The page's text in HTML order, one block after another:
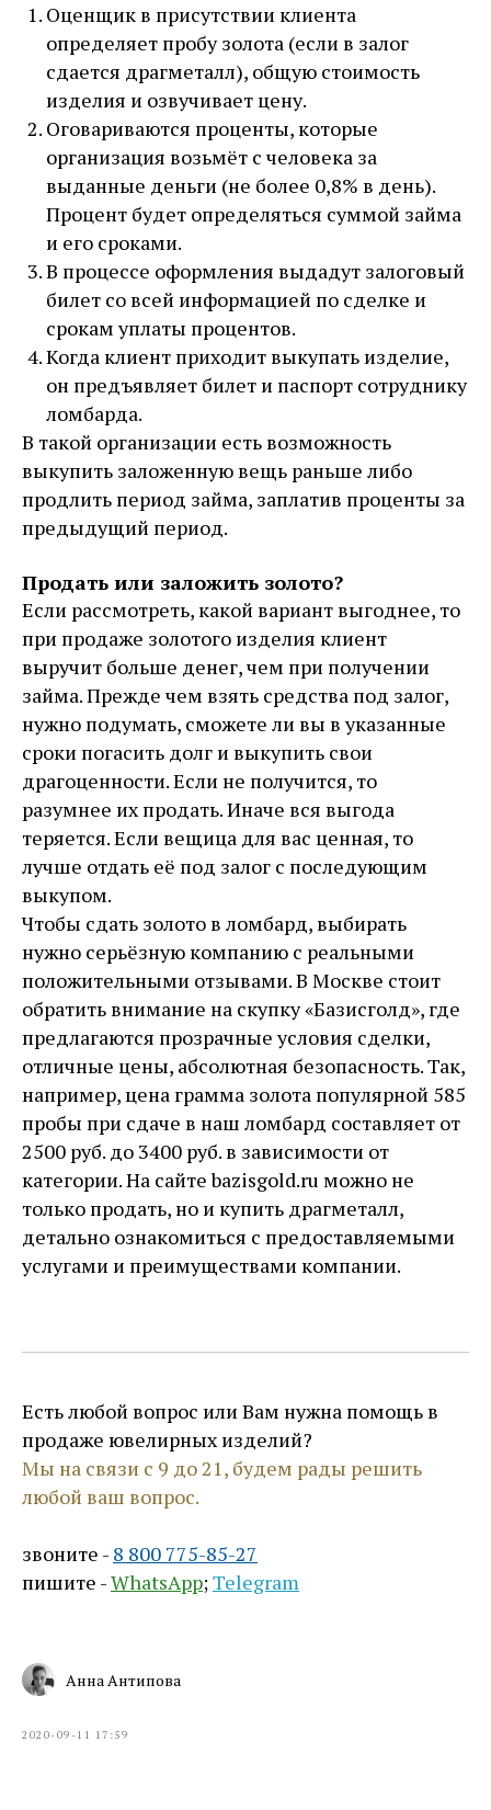
Оценщик в присутствии клиента
определяет пробу золота (если в залог
сдается драгметалл), общую стоимость
изделия и озвучивает цену.
Оговариваются проценты, которые
организация возьмёт с человека за
выданные деньги (не более 0,8% в день).
Процент будет определяться суммой займа
и его сроками.
В процессе оформления выдадут залоговый
билет со всей информацией по сделке и
срокам уплаты процентов.
Когда клиент приходит выкупать изделие,
он предъявляет билет и паспорт сотруднику
ломбарда.
В такой организации есть возможность
выкупить заложенную вещь раньше либо
продлить период займа, заплатив проценты за
предыдущий период.
Продать или заложить золото?
Если рассмотреть, какой вариант выгоднее, то
при продаже золотого изделия клиент
выручит больше денег, чем при получении
займа. Прежде чем взять средства под залог,
нужно подумать, сможете ли вы в указанные
сроки погасить долг и выкупить свои
драгоценности. Если не получится, то
разумнее их продать. Иначе вся выгода
теряется. Если вещица для вас ценная, то
лучше отдать её под залог с последующим
выкупом.
Чтобы сдать золото в ломбард, выбирать
нужно серьёзную компанию с реальными
положительными отзывами. В Москве стоит
обратить внимание на скупку «Базисголд», где
предлагаются прозрачные условия сделки,
отличные цены, абсолютная безопасность. Так,
например, цена грамма золота популярной 585
пробы при сдаче в наш ломбард составляет от
2500 руб. до 3400 руб. в зависимости от
категории. На сайте bazisgold.ru можно не
только продать, но и купить драгметалл,
детально ознакомиться с предоставляемыми
услугами и преимуществами компании.
Есть любой вопрос или Вам нужна помощь в
продаже ювелирных изделий?
Мы на связи с 9 до 21, будем рады решить
любой ваш вопрос.
звоните - 8 800 775-85-27
пишите -WhatsApp;Telegram
Анна Антипова
2020-09-11 17:59